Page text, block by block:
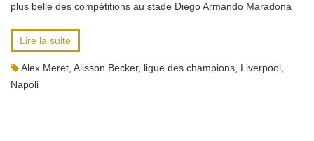
plus belle des compétitions au stade Diego Armando Maradona
Lire la suite
Alex Meret Alisson Becker, ligue des champions Liverpool
Napoli